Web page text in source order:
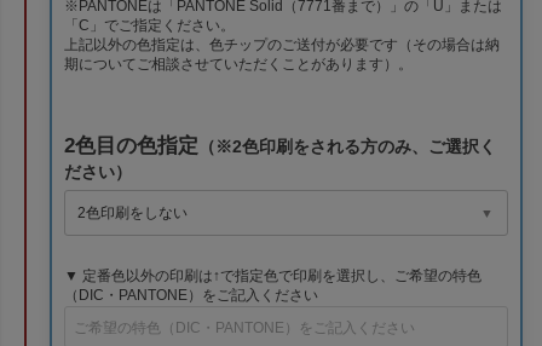
※PANTONEは「PANTONE Solid（7771番まで）」の「U」または
「C」でご指定ください。
上記以外の色指定は、色チップのご送付が必要です（その場合は納
期についてご相談させていただくことがあります）。
2色目の色指定 （※2色印刷をされる方のみ、ご選択く
ださい）
▼ 定番色以外の印刷は↑で指定色で印刷を選択し、ご希望の特色
（DIC・PANTONE）をご記入ください